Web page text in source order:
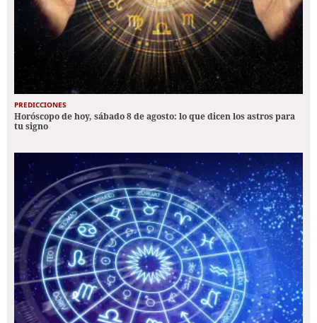
PREDICCIONES
Horóscopo de hoy, sábado 8 de agosto: lo que dicen los astros para
tu signo